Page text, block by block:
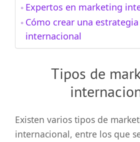
Expertos en marketing
Cómo crear una
internacional
Tipos de
Existen varios tipos de
internacional, entre los que